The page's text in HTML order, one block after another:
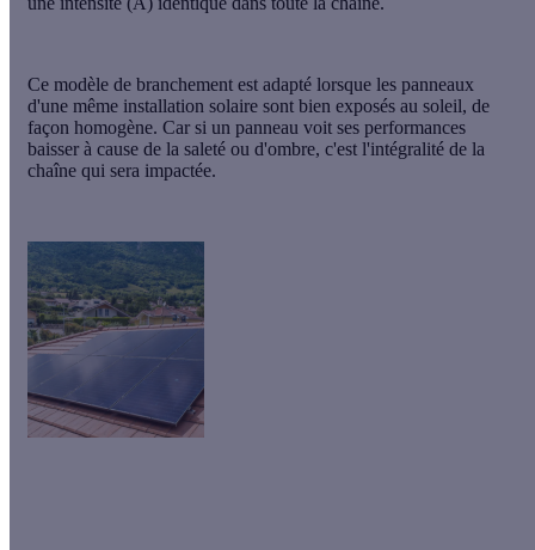
Ce modèle de branchement est adapté lorsque les panneaux
d'une même installation solaire sont bien exposés au soleil, de
façon homogène. Car si un panneau voit ses performances
baisser à cause de la saleté ou d'ombre, c'est l'intégralité de la
chaîne qui sera impactée.